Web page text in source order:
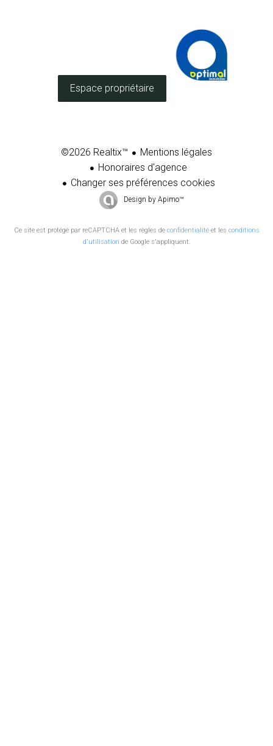
Espace propriétaire
©2026 Realtix™
Mentions légales
Honoraires d'agence
Changer ses préférences cookies
Design by Apimo™
Ce site est protégé par reCAPTCHA et les règles de confidentialitéet les conditions
d'utilisation de Google s'appliquent.